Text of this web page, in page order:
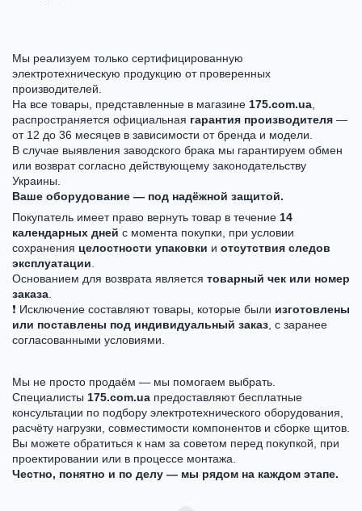
Мы реализуем только сертифицированную
электротехническую продукцию от проверенных
производителей.
На все товары, представленные в магазине 175.com.ua
распространяется официальная гарантия производителя —
от 12 до 36 месяцев в зависимости от бренда и модели.
В случае выявления заводского брака мы гарантируем обмен
или возврат согласно действующему законодательству
Украины.
Ваше оборудование — под надёжной защитой.
Покупатель имеет право вернуть товар в течение 14
календарных дней с момента покупки, при условии
сохранения целостности упаковки и отсутствия следов
эксплуатации
Основанием для возврата является товарный чек или номер
заказа
❗ Исключение составляют товары, которые были изготовлены
или поставлены под индивидуальный заказ , с заранее
согласованными условиями.
Мы не просто продаём — мы помогаем выбрать.
Специалисты 175.com.ua предоставляют бесплатные
консультации по подбору электротехнического оборудования,
расчёту нагрузки, совместимости компонентов и сборке щитов.
Вы можете обратиться к нам за советом перед покупкой, при
проектировании или в процессе монтажа.
Честно, понятно и по делу — мы рядом на каждом этапе.